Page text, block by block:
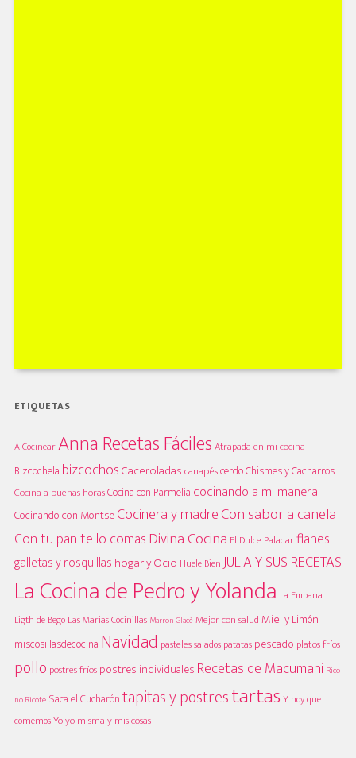
ETIQUETAS
A CocinearAnna Recetas FácilesAtrapada en mi cocina
Bizcochela bizcochosCaceroladascanapéscerdoChismes y Cacharros
Cocina a buenas horasCocina con Parmelia cocinando a mi manera
Cocinando con MontseCocinera y madreCon sabor a canela
Con tu pan te lo comasDivina Cocina El Dulce Paladarflanes
galletas y rosquillas hogar y Ocio Huele Bien JULIA Y SUS RECETAS
La Cocina de Pedro y Yolanda La Empana
Ligth de Bego Las Marias Cocinillas Marron GlacèMejor con saludMiel y Limón
miscosillasdecocina Navidad pasteles salados patatas pescado platos fríos
pollo postres fríospostres individuales Recetas de Macumani Rico
no Ricote Saca el Cucharóntapitas y postrestartas Y hoy que
comemosYo yo misma y mis cosas